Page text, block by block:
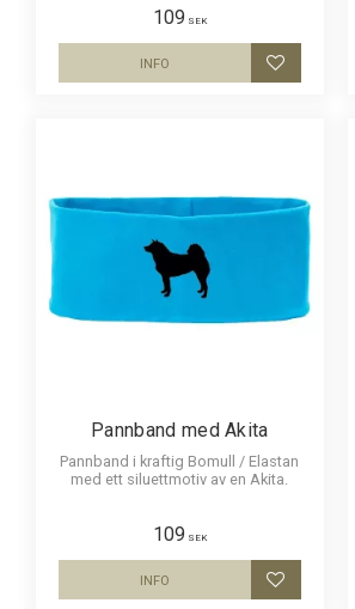
109 SEK
Lägg till i
INFO
Pannband med Akita
Pannband i kraftig Bomull / Elastan
med ett siluettmotiv av en Akita.
109 SEK
Lägg till i
INFO